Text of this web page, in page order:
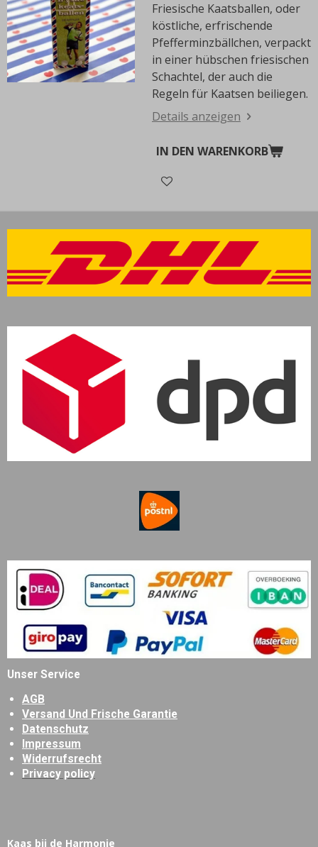
Friesische Kaatsballen, oder
köstliche, erfrischende
Pfefferminzbällchen, verpackt
in einer hübschen friesischen
Schachtel, der auch die
Regeln für Kaatsen beiliegen.
Details anzeigen
IN DEN WARENKORB
Unser Service
AGB
Versand Und Frische Garantie
Datenschutz
Impressum
Widerrufsrecht
Privacy policy
Kaas bij de Harmonie